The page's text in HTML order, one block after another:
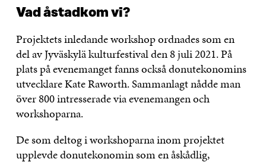
Vad åstadkom vi?
Projektets inledande workshop ordnades som en
del av Jyväskylä kulturfestival den 8 juli 2021. På
plats på evenemanget fanns också donutekonomins
utvecklare Kate Raworth. Sammanlagt nådde man
över 800 intresserade via evenemangen och
workshoparna.
De som deltog i workshoparna inom projektet
upplevde donutekonomin som en åskådlig,